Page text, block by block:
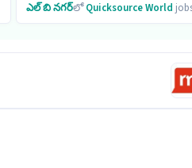
ఎల్ బి నగర్లోQuicksource World